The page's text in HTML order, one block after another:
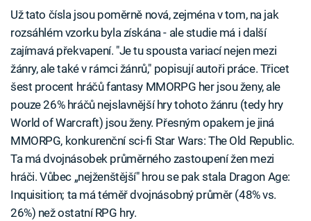
Už tato čísla jsou poměrně nová, zejména v tom, na jak
rozsáhlém vzorku byla získána - ale studie má i další
zajímavá překvapení. "Je tu spousta variací nejen mezi
žánry, ale také v rámci žánrů," popisují autoři práce. Třicet
šest procent hráčů fantasy MMORPG her jsou ženy, ale
pouze 26% hráčů nejslavnější hry tohoto žánru (tedy hry
World of Warcraft) jsou ženy. Přesným opakem je jiná
MMORPG, konkurenční sci-fi Star Wars: The Old Republic.
Ta má dvojnásobek průměrného zastoupení žen mezi
hráči. Vůbec „nejženštější" hrou se pak stala Dragon Age:
Inquisition; ta má téměř dvojnásobný průměr (48% vs.
26%) než ostatní RPG hry.